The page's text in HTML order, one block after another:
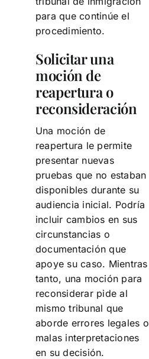
para que continúe el
procedimiento.
Solicitar una
moción de
reapertura o
reconsideración
Una moción de
reapertura le permite
presentar nuevas
pruebas que no estaban
disponibles durante su
audiencia inicial. Podría
incluir cambios en sus
circunstancias o
documentación que
apoye su caso. Mientras
tanto, una moción para
reconsiderar pide al
mismo tribunal que
aborde errores legales o
malas interpretaciones
en su decisión.